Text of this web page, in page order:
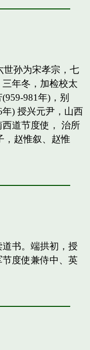
世孙为宋孝宗，七
年冬，加检校太
981年)，别
) 授兴元尹，山西
道节度使， 治所
，赵惟叙、赵惟
书。端拱初，授
度使兼侍中、英